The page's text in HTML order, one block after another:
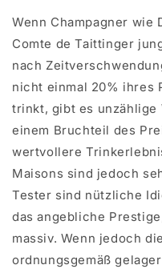
Wenn Champagner wie
Comte de Taittinger
nach
nicht einmal 20% ihres
trinkt, gibt es unzählige
einem Bruchteil des
wertvollere
Maisons sind jedoch
Tester sind nützliche
das angebliche
massiv. Wenn jedoch
ordnungsgemäß